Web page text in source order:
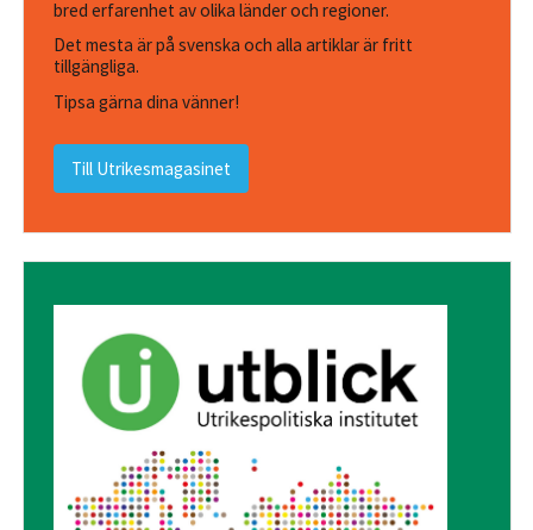
bred erfarenhet av olika länder och regioner.
Det mesta är på svenska och alla artiklar är fritt
tillgängliga.
Tipsa gärna dina vänner!
Till Utrikesmagasinet